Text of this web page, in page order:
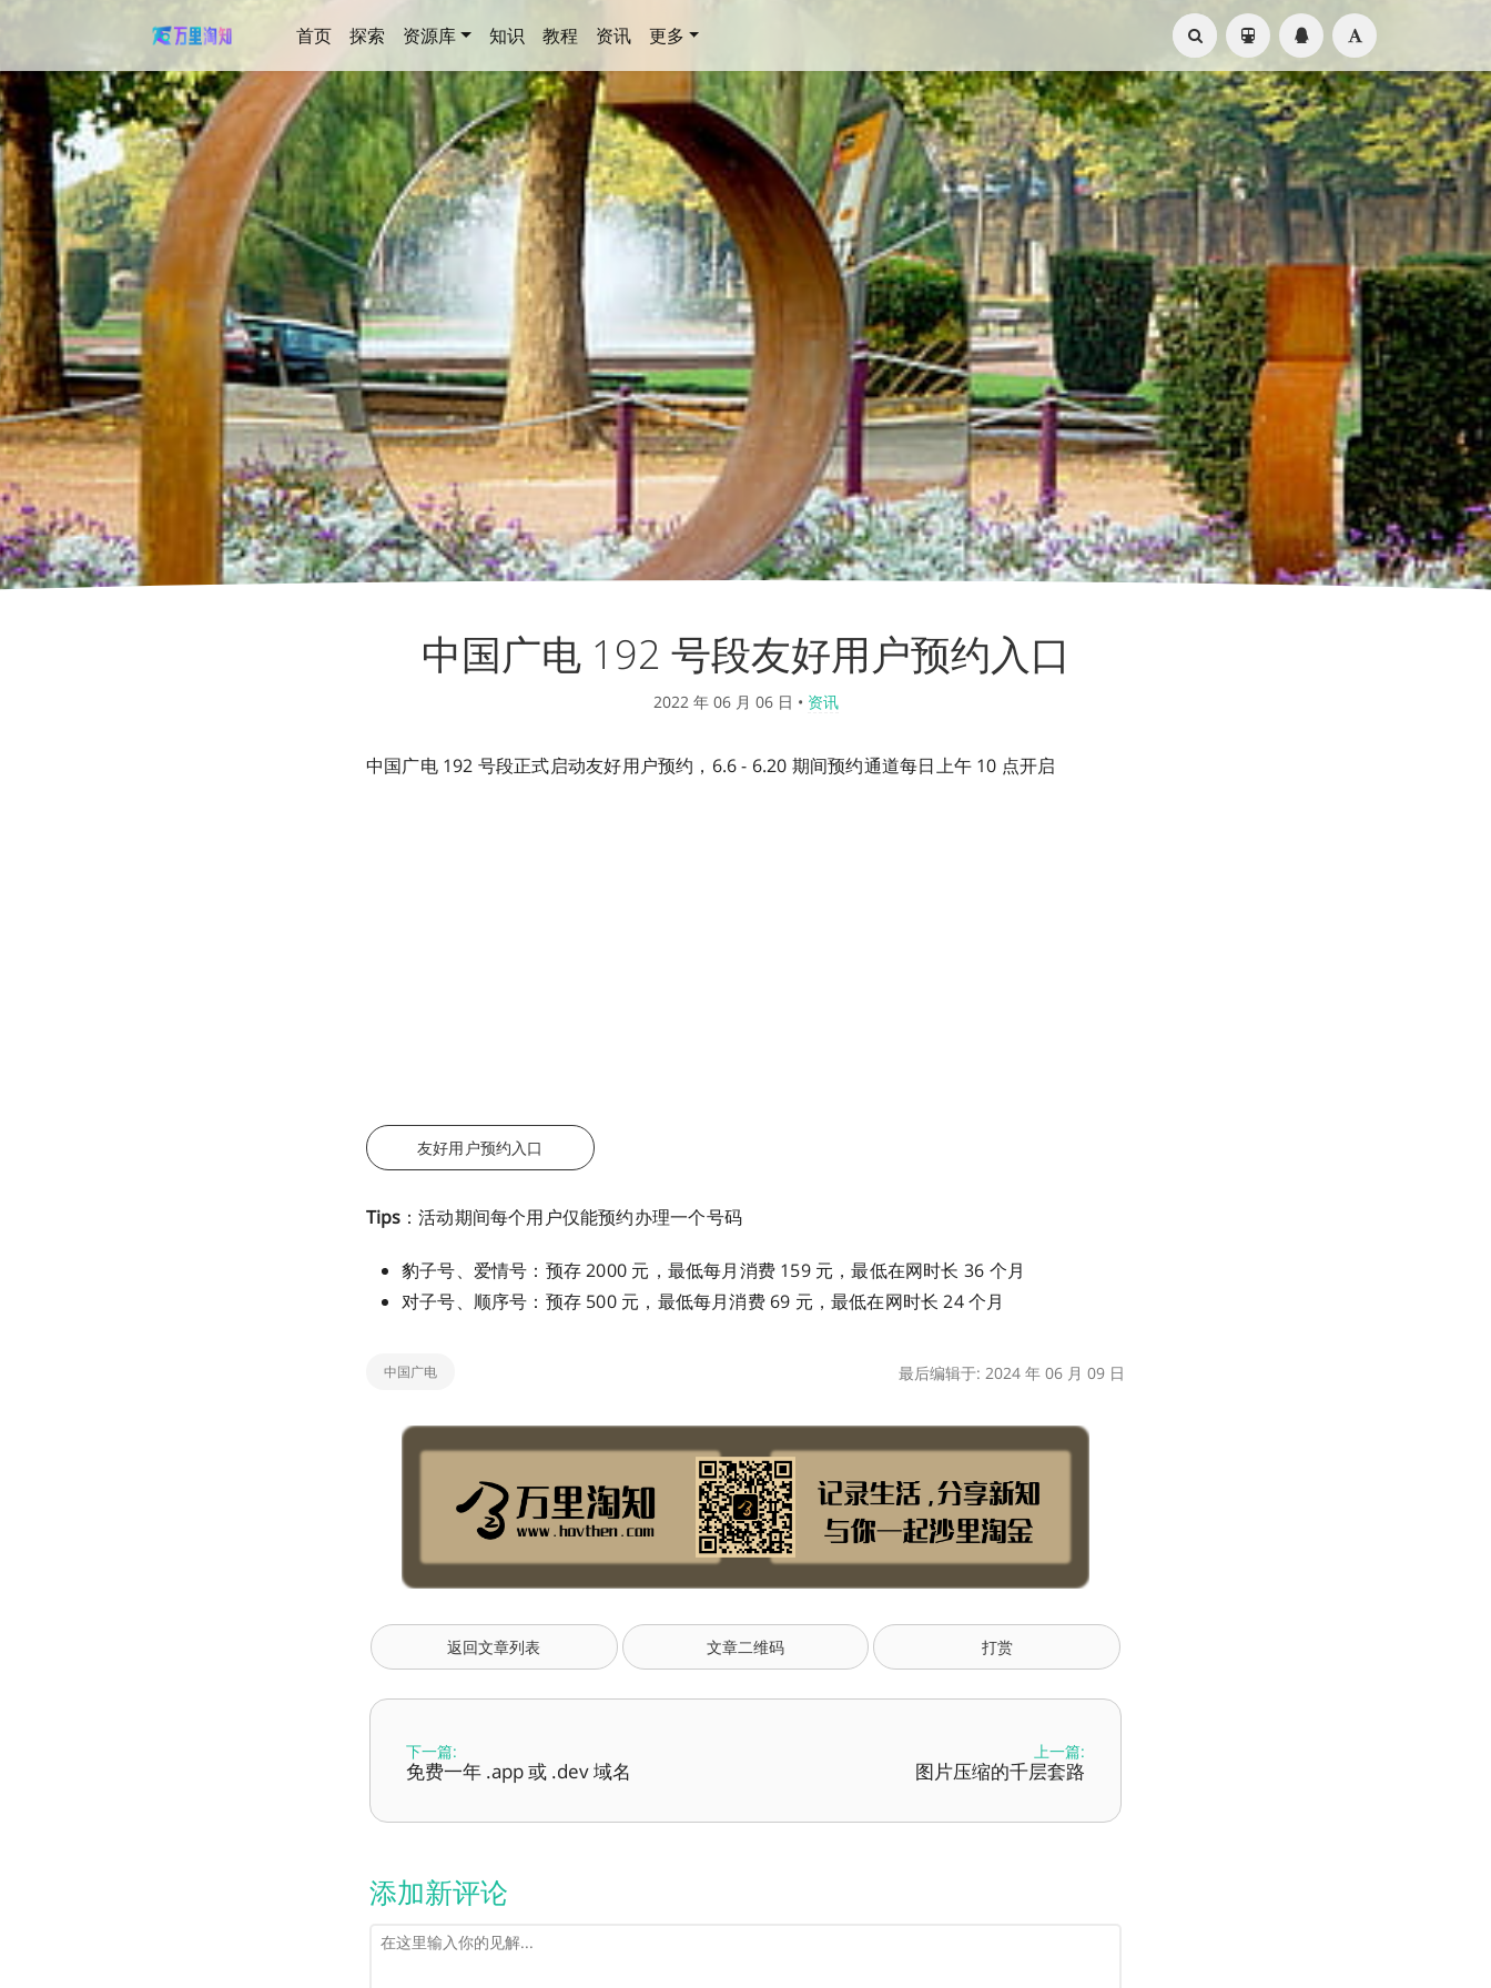
首页 探索 资源库 知识 教程 资讯 更多
中国广电 192 号段友好用户预约入口
2022 年 06 月 06 日 • 资讯
中国广电 192 号段正式启动友好用户预约，6.6 - 6.20 期间预约通道每日上午 10 点开启
友好用户预约入口
Tips ：活动期间每个用户仅能预约办理一个号码
豹子号、爱情号：预存 2000 元，最低每月消费 159 元，最低在网时长 36 个月
对子号、顺序号：预存 500 元，最低每月消费 69 元，最低在网时长 24 个月
中国广电 最后编辑于: 2024 年 06 月 09 日
返回文章列表 文章二维码 打赏
下一篇:
免费一年 .app 或 .dev 域名
上一篇:
图片压缩的千层套路
添加新评论